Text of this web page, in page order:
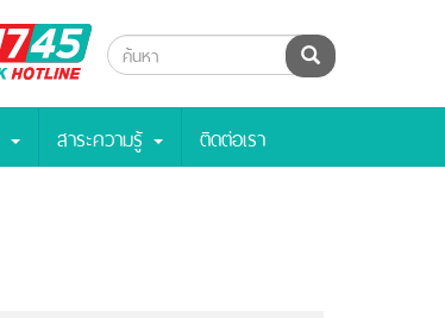
BPK
Hotline
ค้นหา
สาระความรู้ ติดต่อเรา